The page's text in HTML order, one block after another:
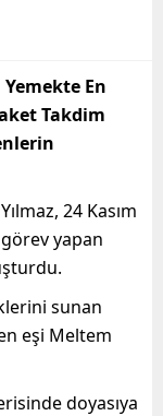
En
Takdim
24 Kasım
yapan
sunan
eşi Meltem
doyasıya